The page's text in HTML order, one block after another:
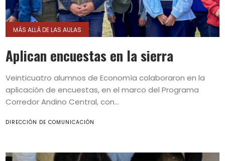
MÁS ALLÁ DE LAS AULAS
Aplican encuestas en la sierra
Veinticuatro alumnos de Economía colaboraron en la
aplicación de encuestas, en el marco del Programa
Corredor Andino Central, con...
DIRECCIÓN DE COMUNICACIÓN